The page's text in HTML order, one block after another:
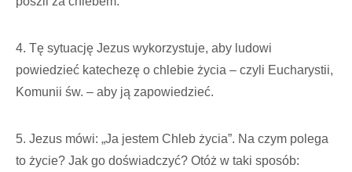
4. Tę sytuację Jezus wykorzystuje, aby ludowi
powiedzieć katechezę o chlebie życia – czyli Eucharystii,
Komunii św. – aby ją zapowiedzieć.
5. Jezus mówi: „Ja jestem Chleb życia”. Na czym polega
to życie? Jak go doświadczyć? Otóż w taki sposób: